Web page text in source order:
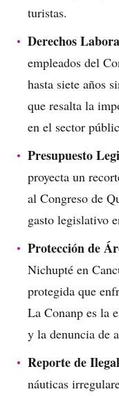
turistas.
Derechos
empleados del
hasta siete años
que resalta la
en el sector
Presupuesto
proyecta un
al Congreso de
gasto legislativo
Protección de
Nichupté en
protegida que
La Conanp es la
y la denuncia de
Reporte de
náuticas